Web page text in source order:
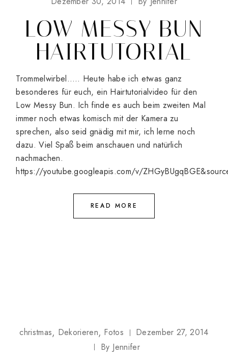
LOW MESSY BUN
HAIRTUTORIAL
Trommelwirbel….. Heute habe ich etwas ganz
besonderes für euch, ein Hairtutorialvideo für den
Low Messy Bun. Ich finde es auch beim zweiten Mal
immer noch etwas komisch mit der Kamera zu
sprechen, also seid gnädig mit mir, ich lerne noch
dazu. Viel Spaß beim anschauen und natürlich
nachmachen.
https://youtube.googleapis.com/v/
READ MORE
christmas Dekorieren Fotos
Dezember 27, 2014
By Jennifer